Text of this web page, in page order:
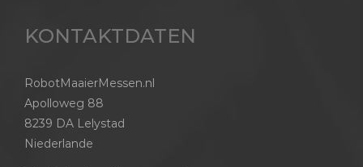
KONTAKTDATEN
RobotMaaierMessen.nl
Apolloweg 88
8239 DA Lelystad
Niederlande